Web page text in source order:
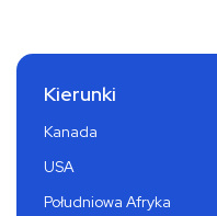
Kierunki
Kanada
USA
Południowa Afryka